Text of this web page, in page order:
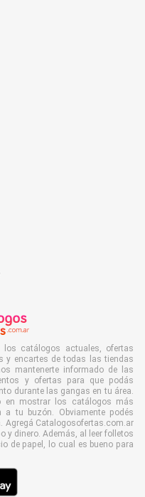
los catálogos actuales, ofertas
y encartes de todas las tiendas
mantenerte informado de las
y ofertas para que podás
durante las gangas en tu área.
en mostrar los catálogos más
tu buzón. Obviamente podés
Agregá Catalogosofertas.com.ar
y dinero. Además, al leer folletos
de papel, lo cual es bueno para